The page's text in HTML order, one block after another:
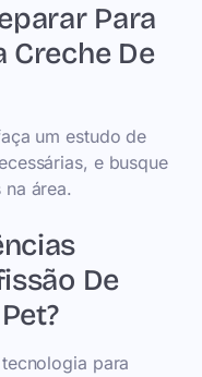
Para
De
um estudo de
e busque
área.
De
para